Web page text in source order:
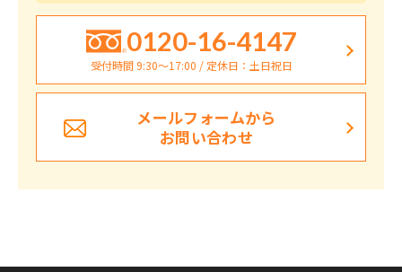
0120-16-4147
受付時間 9:30〜17:00 / 定休日：土日祝日
メールフォームから
お問い合わせ